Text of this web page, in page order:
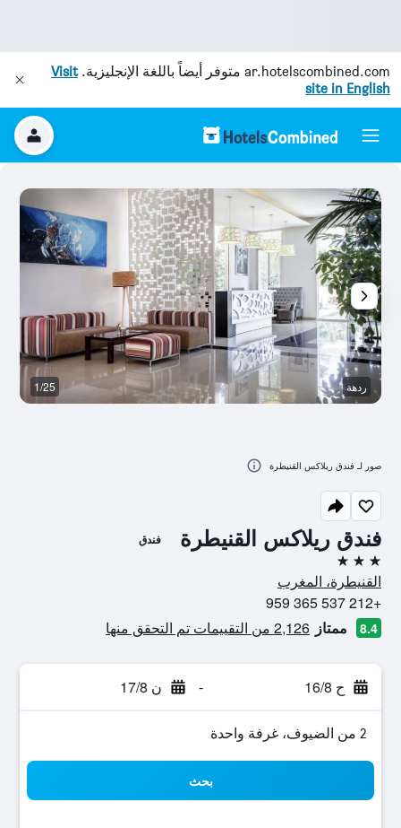
ar.hotelscombined.com متوفر أيضاً باللغة الإنجليزية.Visit
site in English
فندق ريلاكس القنيطرة فندق
3 نجوم
القنيطرة، المغرب
+212 537 365 959
8.4 ممتاز 2,126 من التقييمات تم التحقق منها
ح 16/8 - ن 17/8
2 من الضيوف، غرفة واحدة
بحث
ردهة 1/25
صور لـ فندق ريلاكس القنيطرة